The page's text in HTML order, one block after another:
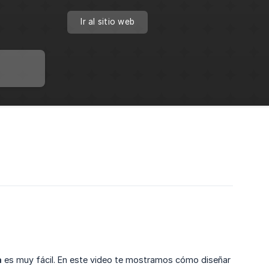
Ir al sitio web
es muy fácil. En este video te mostramos cómo diseñar